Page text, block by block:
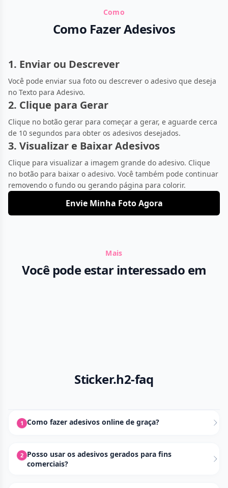
Como
Como Fazer Adesivos
1. Enviar ou Descrever
Você pode enviar sua foto ou descrever o adesivo que deseja
no Texto para Adesivo.
2. Clique para Gerar
Clique no botão gerar para começar a gerar, e aguarde cerca
de 10 segundos para obter os adesivos desejados.
3. Visualizar e Baixar Adesivos
Clique para visualizar a imagem grande do adesivo. Clique
no botão para baixar o adesivo. Você também pode continuar
removendo o fundo ou gerando página para colorir.
Envie Minha Foto Agora
Mais
Você pode estar interessado em
Sticker.h2-faq
1 Como fazer adesivos online de graça?
2 Posso usar os adesivos gerados para fins
comerciais?